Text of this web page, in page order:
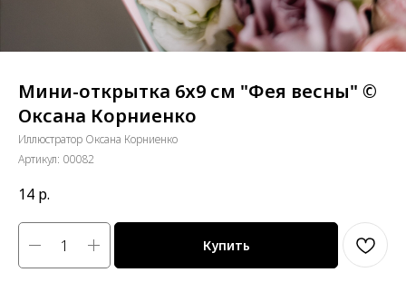
Мини-открытка 6х9 см "Фея весны" ©
Оксана Корниенко
Иллюстратор Оксана Корниенко
Артикул: 00082
14 р.
Купить